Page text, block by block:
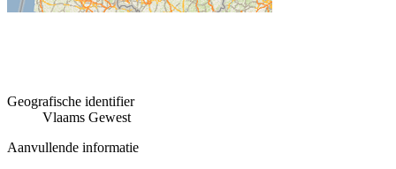
Geografische identifier
Vlaams Gewest
Aanvullende informatie